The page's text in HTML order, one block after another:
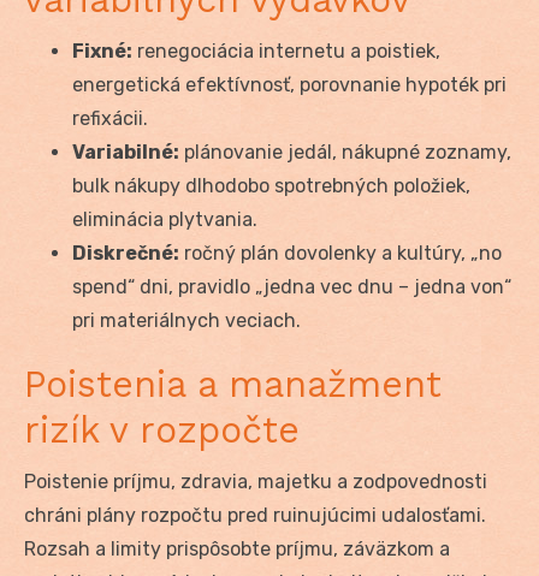
Fixné: renegociácia internetu a poistiek,
energetická efektívnosť, porovnanie hypoték pri
refixácii.
Variabilné: plánovanie jedál, nákupné zoznamy,
bulk nákupy dlhodobo spotrebných položiek,
eliminácia plytvania.
Diskrečné: ročný plán dovolenky a kultúry, „no
spend“ dni, pravidlo „jedna vec dnu – jedna von“
pri materiálnych veciach.
Poistenia a manažment
rizík v rozpočte
Poistenie príjmu, zdravia, majetku a zodpovednosti
chráni plány rozpočtu pred ruinujúcimi udalosťami.
Rozsah a limity prispôsobte príjmu, záväzkom a